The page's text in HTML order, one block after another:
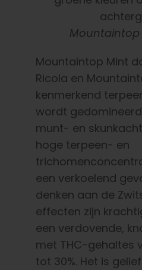
Mountaintop Mint
Ricola en
kenmerkend
wordt
munt- en
hoge terpeen- en
een verkoelend
denken aan de
effecten zijn
een verdovende,
met THC-gehaltes
tot 30%. Het is